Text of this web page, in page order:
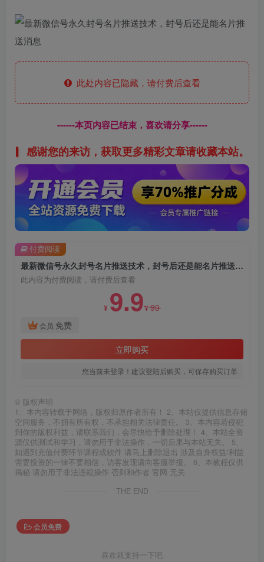
此处内容已隐藏，请付费后查看
------本页内容已结束，喜欢请分享------
感谢您的来访，获取更多精彩文章请收藏本站。
最新微信号永久封号名片推送技术，封号后还是能名片推送消息
此内容为付费阅读，请付费后查看
¥ 9.9¥99
会员 免费
立即购买
您当前未登录！建议登陆后购买，可保存购买订单
付费阅读
© 版权声明
1、本内容转载于网络，版权归原作者所有！ 2、本站仅提供信息存储
空间服务，不拥有所有权，不承担相关法律责任。 3、本内容若侵犯
到你的版权利益，请联系我们，会尽快给予删除处理！ 4、本站全资
源仅供测试和学习，请勿用于非法操作，一切后果与本站无关。 5、
如遇到充值付费环节课程或软件 请马上删除退出 涉及自身权益/利益
需要投资的一律不要相信，访客发现请向客服举报。 6、本教程仅供
揭秘 请勿用于非法违规操作 否则和作者 官网 无关
THE END
会员免费
喜欢就支持一下吧